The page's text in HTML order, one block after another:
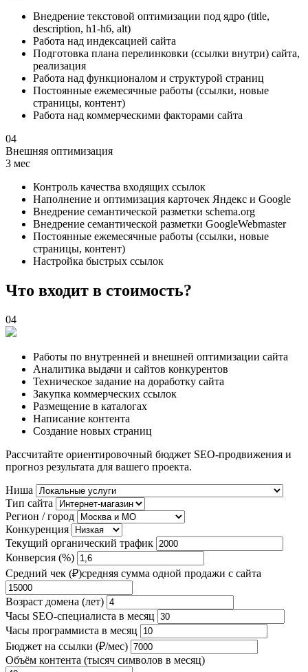
Внедрение текстовой оптимизации под ядро (title,
description, h1-h6, alt)
Работа над индексацией сайта
Подготовка плана перелинковки (ссылки внутри) сайта,
реализация
Работа над функционалом и структурой страниц
Постоянные ежемесячные работы (ссылки, новые
страницы, контент)
Работа над коммерческими факторами сайта
04
Внешняя оптимизация
3 мес
Контроль качества входящих ссылок
Наполнение и оптимизация карточек Яндекс и Google
Внедрение семантической разметки schema.org
Внедрение семантической разметки GoogleWebmaster
Постоянные ежемесячные работы (ссылки, новые
страницы, контент)
Настройка быстрых ссылок
Что входит в стоимость?
04
Работы по внутренней и внешней оптимизации сайта
Аналитика выдачи и сайтов конкурентов
Техническое задание на доработку сайта
Закупка коммерческих ссылок
Размещение в каталогах
Написание контента
Создание новых страниц
Рассчитайте ориентировочный бюджет SEO-продвижения и
прогноз результата для вашего проекта.
Ниша
Тип сайта
Регион / город
Конкуренция
Текущий органический трафик
Конверсия (%)
Средний чек (₽)средняя сумма одной продажи с сайта
Возраст домена (лет)
Часы SEO-специалиста в месяц
Часы программиста в месяц
Бюджет на ссылки (₽/мес)
Объём контента (тысяч символов в месяц)